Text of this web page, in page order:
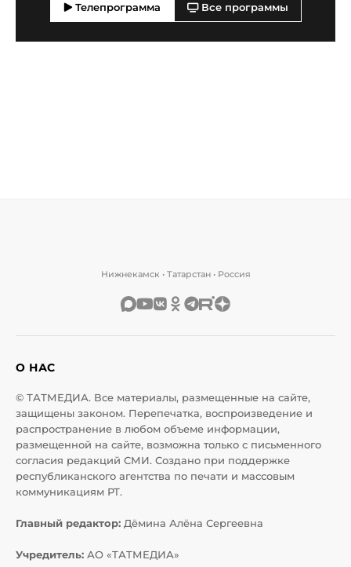
Телепрограмма Все программы
Нижнекамск • Татарстан • Россия
О НАС
© ТАТМЕДИА. Все материалы, размещенные на сайте,
защищены законом. Перепечатка, воспроизведение и
распространение в любом объеме информации,
размещенной на сайте, возможна только с письменного
согласия редакций СМИ. Создано при поддержке
республиканского агентства по печати и массовым
коммуникациям РТ.
Главный редактор: Дёмина Алёна Сергеевна
Учредитель: АО «ТАТМЕДИА»